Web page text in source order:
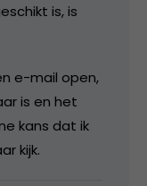
is, is
e-mail open,
is en het
kans dat ik
kijk.